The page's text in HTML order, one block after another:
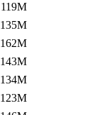
119M
135M
162M
143M
134M
123M